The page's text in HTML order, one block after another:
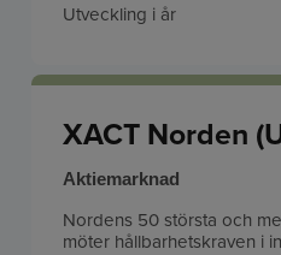
Utveckling i år
XACT Norden
Aktiemarknad
Nordens 50 största och
möter hållbarhetskraven i